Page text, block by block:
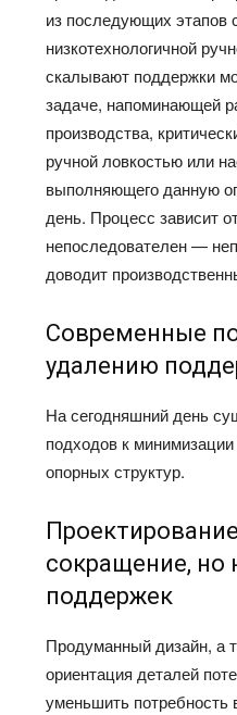
из последующих этапов
низкотехнологичной
скалывают поддержки
задаче, напоминающей
производства,
ручной ловкостью или
выполняющего данную
день. Процесс зависит
непоследователен —
доводит
Современные
удалению
На сегодняшний день
подходов к
опорных структур.
сокращение, но
поддержек
Продуманный дизайн, а
ориентация деталей
уменьшить потребность